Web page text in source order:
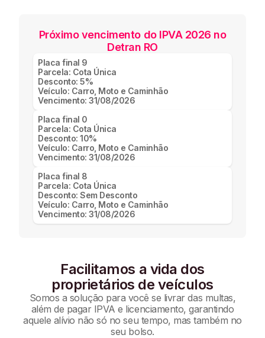
Próximo vencimento do IPVA 2026 no
Detran RO
Placa final 9
Parcela: Cota Única
Desconto:5%
Veículo: Carro, Moto e Caminhão
Vencimento:31/08/2026
Placa final 0
Parcela: Cota Única
Desconto:10%
Veículo: Carro, Moto e Caminhão
Vencimento:31/08/2026
Placa final 8
Parcela: Cota Única
Desconto:Sem Desconto
Veículo: Carro, Moto e Caminhão
Vencimento:31/08/2026
Facilitamos a vida dos
proprietários de veículos
Somos a solução para você se livrar das multas,
além de pagar IPVA e licenciamento, garantindo
aquele alívio não só no seu tempo, mas também no
seu bolso.